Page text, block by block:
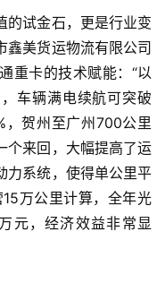
的试金石，更是行业变
鑫美货运物流有限公司
重卡的技术赋能：“以
车辆满电续航可突破
，贺州至广州700公里
个来回，大幅提高了运
力系统，使得单公里平
万公里计算，全年光
元，经济效益非常显